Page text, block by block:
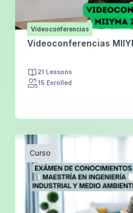
Videoconferencias
Videoconferencias
21 Lessons
15 Enrolled
Curso